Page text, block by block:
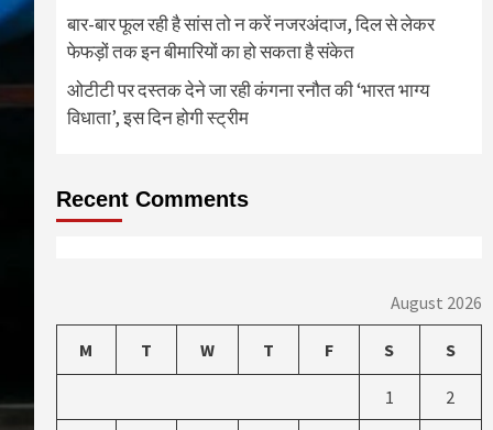
बार-बार फूल रही है सांस तो न करें नजरअंदाज, दिल से लेकर
फेफड़ों तक इन बीमारियों का हो सकता है संकेत
ओटीटी पर दस्तक देने जा रही कंगना रनौत की ‘भारत भाग्य
विधाता’, इस दिन होगी स्ट्रीम
Recent Comments
August 2026
M T W T F S S
1 2